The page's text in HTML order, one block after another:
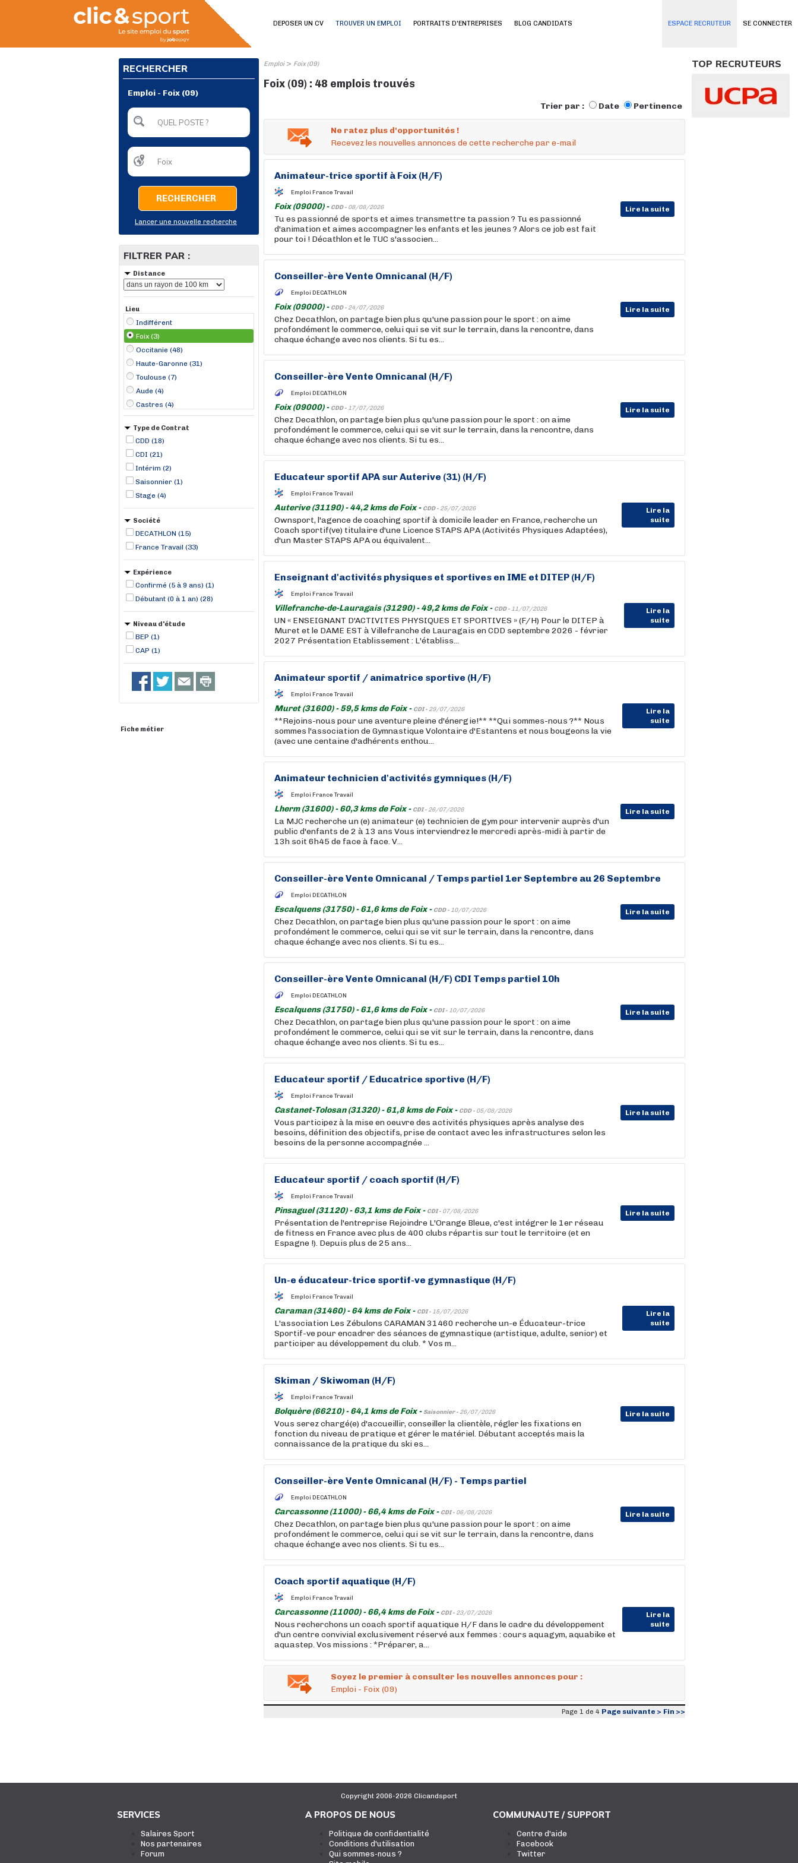
SE CONNECTER
DEPOSER UN CV TROUVER UN EMPLOI PORTRAITS D'ENTREPRISES BLOG CANDIDATS ESPACE RECRUTEUR
RECHERCHER
Emploi - Foix (09)
RECHERCHER
Lancer une nouvelle recherche
FILTRER PAR :
Distance
Lieu
Indifférent
Foix (3)
Occitanie (48)
Haute-Garonne (31)
Toulouse (7)
Aude (4)
Castres (4)
Colomiers (4)
Blagnac (3)
Carcassonne (2)
Escalquens (2)
L'Isle-Jourdain (2)
Osséja (2)
Saint-Gaudens (2)
Type de Contrat
CDD (18)
CDI (21)
Intérim (2)
Saisonnier (1)
Stage (4)
Société
DECATHLON (15)
France Travail (33)
Expérience
Confirmé (5 à 9 ans) (1)
Débutant (0 à 1 an) (28)
Niveau d'étude
BEP (1)
CAP (1)
Fiche métier
Emploi> Foix (09)
Foix (09) : 48 emplois trouvés
Trier par : Date Pertinence
Ne ratez plus d'opportunités !
Recevez les nouvelles annonces de cette recherche par e-mail
Animateur-trice sportif à Foix (H/F)
Emploi France Travail
Foix (09000) - CDD - 08/08/2026 Lire la suite
Tu es passionné de sports et aimes transmettre ta passion ? Tu es passionné
d'animation et aimes accompagner les enfants et les jeunes ? Alors ce job est fait
pour toi ! Décathlon et le TUC s'associen...
Conseiller-ère Vente Omnicanal (H/F)
Emploi DECATHLON
Foix (09000) - CDD - 24/07/2026 Lire la suite
Chez Decathlon, on partage bien plus qu'une passion pour le sport : on aime
profondément le commerce, celui qui se vit sur le terrain, dans la rencontre, dans
chaque échange avec nos clients. Si tu es...
Conseiller-ère Vente Omnicanal (H/F)
Emploi DECATHLON
Foix (09000) - CDD - 17/07/2026 Lire la suite
Chez Decathlon, on partage bien plus qu'une passion pour le sport : on aime
profondément le commerce, celui qui se vit sur le terrain, dans la rencontre, dans
chaque échange avec nos clients. Si tu es...
Educateur sportif APA sur Auterive (31) (H/F)
Emploi France Travail
Auterive (31190) - 44,2 kms de Foix - CDD - 25/07/2026
Lire la
suite
Ownsport, l'agence de coaching sportif à domicile leader en France, recherche un
Coach sportif(ve) titulaire d'une Licence STAPS APA (Activités Physiques Adaptées),
d'un Master STAPS APA ou équivalent...
Enseignant d'activités physiques et sportives en IME et DITEP (H/F)
Emploi France Travail
Villefranche-de-Lauragais (31290) - 49,2 kms de Foix - CDD - 11/07/2026
Lire la
suite
UN « ENSEIGNANT D'ACTIVITES PHYSIQUES ET SPORTIVES » (F/H) Pour le DITEP à
Muret et le DAME EST à Villefranche de Lauragais en CDD septembre 2026 - février
2027 Présentation Etablissement : L'établiss...
Animateur sportif / animatrice sportive (H/F)
Emploi France Travail
Muret (31600) - 59,5 kms de Foix - CDI - 29/07/2026
Lire la
suite
**Rejoins-nous pour une aventure pleine d'énergie!** **Qui sommes-nous ?** Nous
sommes l'association de Gymnastique Volontaire d'Estantens et nous bougeons la vie
(avec une centaine d'adhérents enthou...
Animateur technicien d'activités gymniques (H/F)
Emploi France Travail
Lherm (31600) - 60,3 kms de Foix - CDI - 26/07/2026 Lire la suite
La MJC recherche un (e) animateur (e) technicien de gym pour intervenir auprès d'un
public d'enfants de 2 à 13 ans Vous interviendrez le mercredi après-midi à partir de
13h soit 6h45 de face à face. V...
Conseiller-ère Vente Omnicanal / Temps partiel 1er Septembre au 26 Septembre
Emploi DECATHLON
Escalquens (31750) - 61,6 kms de Foix - CDD - 10/07/2026 Lire la suite
Chez Decathlon, on partage bien plus qu'une passion pour le sport : on aime
profondément le commerce, celui qui se vit sur le terrain, dans la rencontre, dans
chaque échange avec nos clients. Si tu es...
Conseiller-ère Vente Omnicanal (H/F) CDI Temps partiel 10h
Emploi DECATHLON
Escalquens (31750) - 61,6 kms de Foix - CDI - 10/07/2026 Lire la suite
Chez Decathlon, on partage bien plus qu'une passion pour le sport : on aime
profondément le commerce, celui qui se vit sur le terrain, dans la rencontre, dans
chaque échange avec nos clients. Si tu es...
Educateur sportif / Educatrice sportive (H/F)
Emploi France Travail
Castanet-Tolosan (31320) - 61,8 kms de Foix - CDD - 05/08/2026 Lire la suite
Vous participez à la mise en oeuvre des activités physiques après analyse des
besoins, définition des objectifs, prise de contact avec les infrastructures selon les
besoins de la personne accompagnée ...
Educateur sportif / coach sportif (H/F)
Emploi France Travail
Pinsaguel (31120) - 63,1 kms de Foix - CDI - 07/08/2026 Lire la suite
Présentation de l'entreprise Rejoindre L'Orange Bleue, c'est intégrer le 1er réseau
de fitness en France avec plus de 400 clubs répartis sur tout le territoire (et en
Espagne !). Depuis plus de 25 ans...
Un-e éducateur-trice sportif-ve gymnastique (H/F)
Emploi France Travail
Caraman (31460) - 64 kms de Foix - CDI - 15/07/2026
Lire la
suite
L'association Les Zébulons CARAMAN 31460 recherche un-e Éducateur-trice
Sportif-ve pour encadrer des séances de gymnastique (artistique, adulte, senior) et
participer au développement du club. * Vos m...
Skiman / Skiwoman (H/F)
Emploi France Travail
Bolquère (66210) - 64,1 kms de Foix - Saisonnier - 26/07/2026 Lire la suite
Vous serez chargé(e) d'accueillir, conseiller la clientèle, régler les fixations en
fonction du niveau de pratique et gérer le matériel. Débutant acceptés mais la
connaissance de la pratique du ski es...
Conseiller-ère Vente Omnicanal (H/F) - Temps partiel
Emploi DECATHLON
Carcassonne (11000) - 66,4 kms de Foix - CDI - 06/08/2026 Lire la suite
Chez Decathlon, on partage bien plus qu'une passion pour le sport : on aime
profondément le commerce, celui qui se vit sur le terrain, dans la rencontre, dans
chaque échange avec nos clients. Si tu es...
Coach sportif aquatique (H/F)
Emploi France Travail
Carcassonne (11000) - 66,4 kms de Foix - CDI - 23/07/2026
Lire la
suite
Nous recherchons un coach sportif aquatique H/F dans le cadre du développement
d'un centre convivial exclusivement réservé aux femmes : cours aquagym, aquabike et
aquastep. Vos missions : *Préparer, a...
Soyez le premier à consulter les nouvelles annonces pour :
Emploi - Foix (09)
Page 1 de 4 Page suivante > Fin >>
TOP RECRUTEURS
Copyright 2006-2026 Clicandsport
SERVICES
Salaires Sport
Nos partenaires
Forum
A PROPOS DE NOUS
Politique de confidentialité
Conditions d'utilisation
Qui sommes-nous ?
COMMUNAUTE / SUPPORT
Centre d'aide
Facebook
Twitter